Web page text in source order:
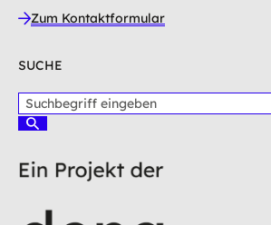
Zum Kontaktformular
SUCHE
u
b
S
h
e